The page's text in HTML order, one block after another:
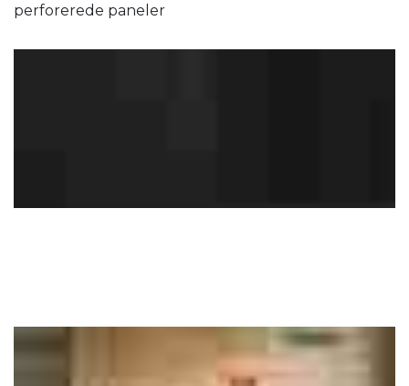
perforerede paneler